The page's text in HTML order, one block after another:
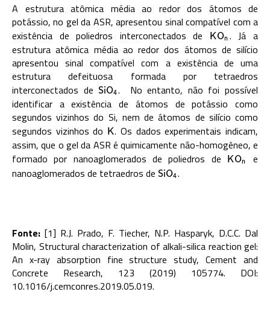
A estrutura atômica média ao redor dos átomos de
potássio, no gel da ASR, apresentou sinal compatível com a
existência de poliedros interconectados de
KOn
KOn. Já a
estrutura atômica média ao redor dos átomos de silício
apresentou sinal compatível com a existência de uma
estrutura defeituosa formada por tetraedros
interconectados deSiO4
SiO4. No entanto, não foi possível
identificar a existência de átomos de potássio como
segundos vizinhos do Si, nem de átomos de silício como
segundos vizinhos do
K
K. Os dados experimentais indicam,
assim, que o gel da ASR é quimicamente não-homogêneo, e
formado por nanoaglomerados de poliedros de
KOn
KOn e
nanoaglomerados de tetraedros de SiO4
SiO4.
Fonte: [1] R.J. Prado, F. Tiecher, N.P. Hasparyk, D.C.C. Dal
Molin, Structural characterization of alkali-silica reaction gel:
An x-ray absorption fine structure study, Cement and
Concrete Research, 123 (2019) 105774. DOI:
10.1016/j.cemconres.2019.05.019.